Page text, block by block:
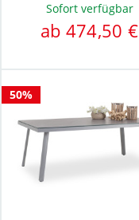
Sofort verfügbar
ab 474,50 €
50%